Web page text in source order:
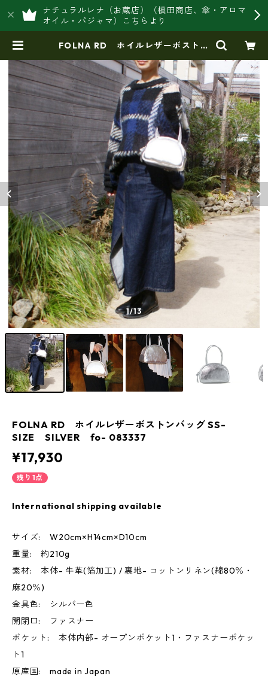
ナチュラルレナ（お蔵店）（槙田商店、傘・アロマ
オイル・パジャマ）こちらより
FOLNA RD ホイルレザーボストン
83337 | 豊岡製オリジナルバッグ製
造販売【日本製・バッグ財布 専門
店】レナ ジャパンメイド ショッ
プ
1/13
FOLNA RD ホイルレザーボストンバッグ SS-
SIZE SILVER fo- 083337
¥17,930
残り1点
International shipping available
サイズ: W20cm×H14cm×D10cm
重量: 約210g
素材: 本体- 牛革(箔加工) / 裏地- コットンリネン(綿80％・
麻20％)
金具色: シルバー色
開閉口: ファスナー
ポケット: 本体内部- オープンポケット1・ファスナーポケッ
ト1
原産国: made in Japan